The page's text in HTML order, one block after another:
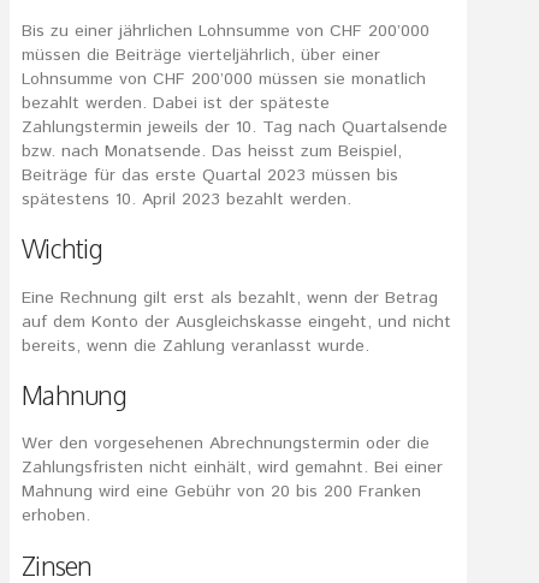
Bis zu einer jährlichen Lohnsumme von CHF 200’000
müssen die Beiträge vierteljährlich, über einer
Lohnsumme von CHF 200’000 müssen sie monatlich
bezahlt werden. Dabei ist der späteste
Zahlungstermin jeweils der 10. Tag nach Quartalsende
bzw. nach Monatsende. Das heisst zum Beispiel,
Beiträge für das erste Quartal 2023 müssen bis
spätestens 10. April 2023 bezahlt werden.
Wichtig
Eine Rechnung gilt erst als bezahlt, wenn der Betrag
auf dem Konto der Ausgleichskasse eingeht, und nicht
bereits, wenn die Zahlung veranlasst wurde.
Mahnung
Wer den vorgesehenen Abrechnungstermin oder die
Zahlungsfristen nicht einhält, wird gemahnt. Bei einer
Mahnung wird eine Gebühr von 20 bis 200 Franken
erhoben.
Zinsen